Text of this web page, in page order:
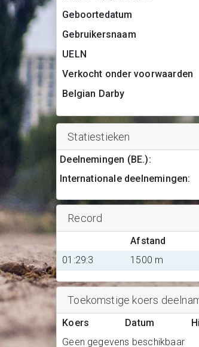
Geboortedatum
Gebruikersnaam
UELN
Verkocht onder voorwaarden
Belgian Darby
Statiestieken
Deelnemingen (BE.):
Internationale deelnemingen:
Record
Afstand
01:29:3
1500 m
Toekomstige koers
Koers Datum
Geen gegevens beschikbaar